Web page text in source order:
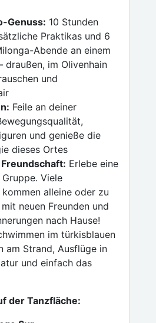
Genuss: 10 Stunden
Praktikas und 6
Abende an einem
draußen, im Olivenhain
und
Feile an deiner
und genieße die
dieses Ortes
Erlebe eine
Viele
kommen alleine oder zu
neuen Freunden und
nach Hause!
im türkisblauen
am Strand, Ausflüge in
und einfach das
der Tanzfläche: